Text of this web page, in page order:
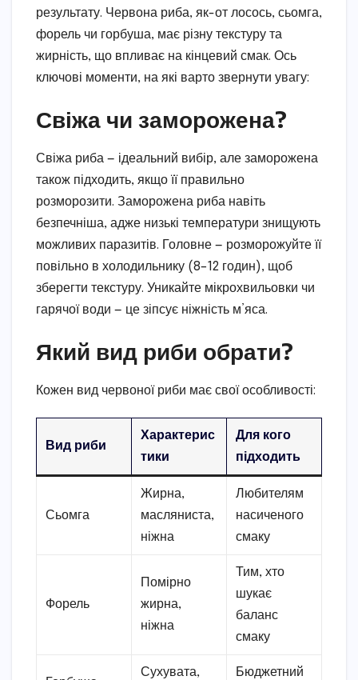
результату. Червона риба, як-от лосось, сьомга,
форель чи горбуша, має різну текстуру та
жирність, що впливає на кінцевий смак. Ось
ключові моменти, на які варто звернути увагу:
Свіжа чи заморожена?
Свіжа риба — ідеальний вибір, але заморожена
також підходить, якщо її правильно
розморозити. Заморожена риба навіть
безпечніша, адже низькі температури знищують
можливих паразитів. Головне — розморожуйте її
повільно в холодильнику (8–12 годин), щоб
зберегти текстуру. Уникайте мікрохвильовки чи
гарячої води — це зіпсує ніжність м’яса.
Який вид риби обрати?
Кожен вид червоної риби має свої особливості:
Вид риби
Характерис
тики
Для кого
підходить
Сьомга
Жирна,
масляниста,
ніжна
Любителям
насиченого
смаку
Форель
Помірно
жирна,
ніжна
Тим, хто
шукає
баланс
смаку
Сухувата, Бюджетний